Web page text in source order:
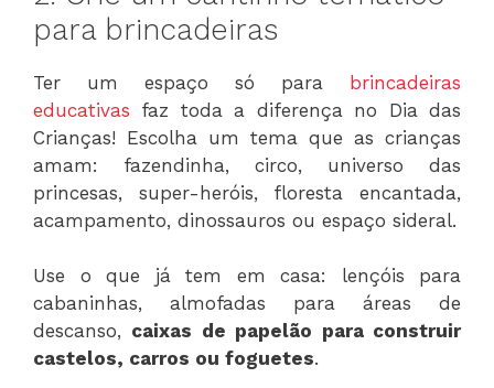
para brincadeiras
Ter um espaço só para brincadeiras
educativas faz toda a diferença no Dia das
Crianças! Escolha um tema que as crianças
amam: fazendinha, circo, universo das
princesas, super-heróis, floresta encantada,
acampamento, dinossauros ou espaço sideral.
Use o que já tem em casa: lençóis para
cabaninhas, almofadas para áreas de
descanso, caixas de papelão para construir
castelos, carros ou foguetes.